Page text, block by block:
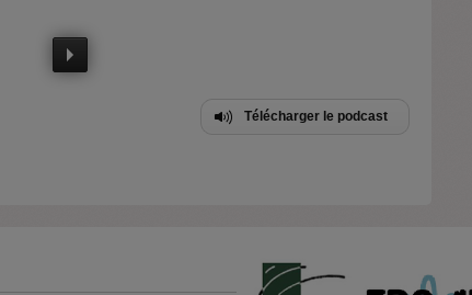
Télécharger le podcast